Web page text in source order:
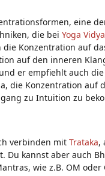
eine
die bei Yoga Vidya
Konzentration auf
auf den inneren
er empfiehlt auch
die Konzentration auf
zu Intuition zu
verbinden mit Trataka,
Du kannst aber auch
wie z.B. OM oder